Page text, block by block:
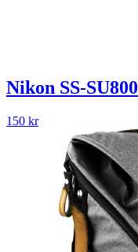
Nikon SS-SU800
150 kr